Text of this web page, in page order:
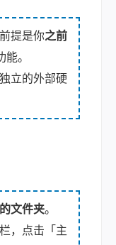
提是你之前
。
立的外部硬
文件夹。
，点击「主